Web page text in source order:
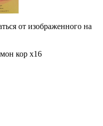
от изображенного на
кор x16